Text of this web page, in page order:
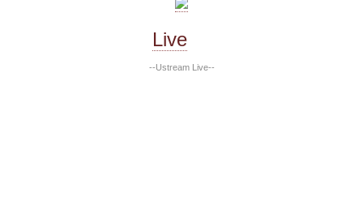
Live
--Ustream Live--